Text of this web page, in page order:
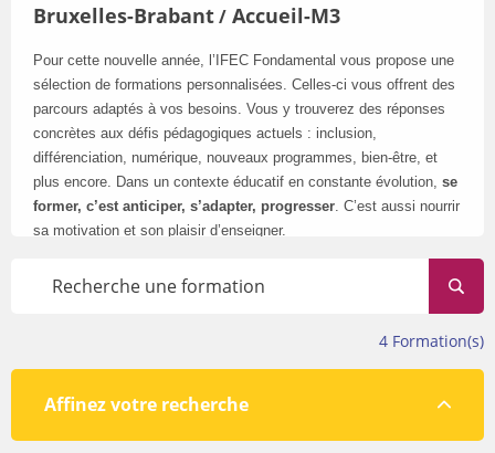
Bruxelles-Brabant/ Accueil-M3
Pour cette nouvelle année, l’IFEC Fondamental vous propose une
sélection de formations personnalisées. Celles-ci vous offrent des
parcours adaptés à vos besoins. Vous y trouverez des réponses
concrètes aux défis pédagogiques actuels : inclusion,
différenciation, numérique, nouveaux programmes, bien-être, et
plus encore. Dans un contexte éducatif en constante évolution, se
former, c’est anticiper, s’adapter, progresser. C’est aussi nourrir
sa motivation et son plaisir d’enseigner.
évolue tout au long de l’année.
Avant de vous inscrire, veillez à prendre connaissance des
4 Formation(s)
Affinez votre recherche